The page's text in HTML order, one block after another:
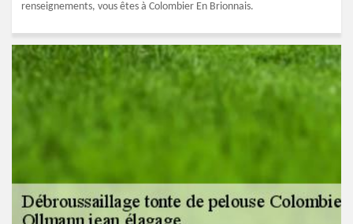
renseignements, vous êtes à Colombier En Brionnais.